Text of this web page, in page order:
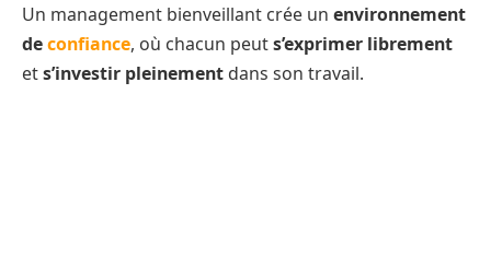
Un management bienveillant crée un environnement
deconfiance, où chacun peuts’exprimer librement
ets’investir pleinement dans son travail.